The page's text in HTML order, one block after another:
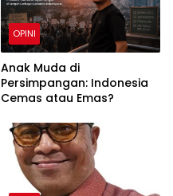
OPINI
Anak Muda di
Persimpangan: Indonesia
Cemas atau Emas?